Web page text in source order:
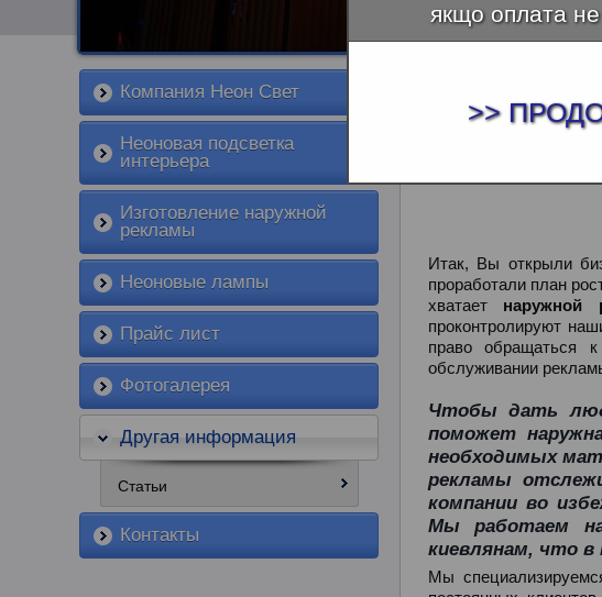
Компания Неон Свет
Неоновая подсветка
интерьера
Изготовление наружной
рекламы
Неоновые лампы
Прайс лист
Фотогалерея
Другая информация
Статьи
Контакты
НАЗВАНИЕ
Итак, Вы открыли
проработали план
хватает наружной
проконтролируют
право обращаться
обслуживании
Чтобы дать
поможет
необходимых
рекламы
компании во
Мы работаем
киевлянам, что в
Мы
якщо оплата
>>